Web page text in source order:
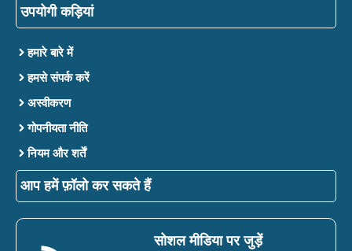
उपयोगी कड़ियां
हमारे बारे में
हमसे संपर्क करें
अस्वीकरण
गोपनीयता नीति
नियम और शर्तें
आप हमें फ़ॉलो कर सकते हैं
सोशल मीडिया पर जुड़ें